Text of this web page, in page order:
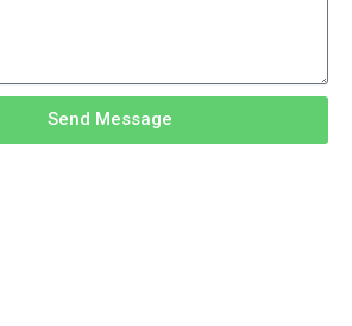
Send Message